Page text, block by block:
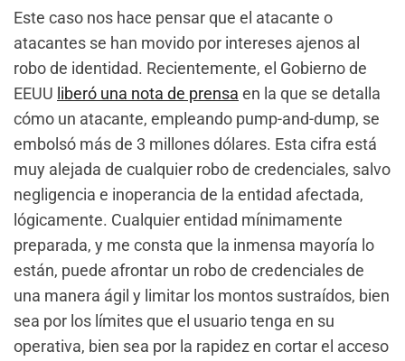
Este caso nos hace pensar que el atacante o
atacantes se han movido por intereses ajenos al
robo de identidad. Recientemente, el Gobierno de
EEUU liberó una nota de prensa en la que se detalla
cómo un atacante, empleando pump-and-dump, se
embolsó más de 3 millones dólares. Esta cifra está
muy alejada de cualquier robo de credenciales, salvo
negligencia e inoperancia de la entidad afectada,
lógicamente. Cualquier entidad mínimamente
preparada, y me consta que la inmensa mayoría lo
están, puede afrontar un robo de credenciales de
una manera ágil y limitar los montos sustraídos, bien
sea por los límites que el usuario tenga en su
operativa, bien sea por la rapidez en cortar el acceso